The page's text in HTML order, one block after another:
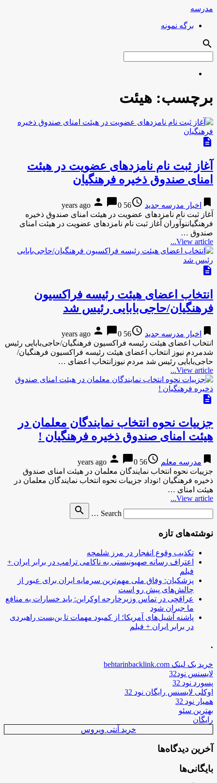
مدرسه
برگه نمونه
search
برچسب: هیئت
description
آغاز ثبت نام نامزدهای عضویت در هیئت
امنای صندوق ذخیره فرهنگیان
bookmark اخبار مدرسه جدید access_time
56 years ago
person chat_bubble0
آغاز ثبت نام نامزدهای عضویت در هیئت امنای صندوق ذخیره
فرهنگیاننوآوران آغاز ثبت نام نامزدهای عضویت در هیئت امنای
صندوق …
View article...
description
انتخاب اعضای هیئت رئیسه فراکسیون
فرهنگیان/حاجی‌بابایی رئیس شد
bookmark اخبار مدرسه جدید access_time
56 years ago
person chat_bubble0
انتخاب اعضای هیئت رئیسه فراکسیون فرهنگیان/حاجی‌بابایی رئیس
شدمردم نیوز انتخاب اعضای هیئت رئیسه فراکسیون فرهنگیان/
حاجی‌بابایی رئیس شد مردم نیوزانتخاب اعضای …
View article...
description
جزییات نحوه انتخاب نمایندگان معلمان در
هیئت امنای صندوق ذخیره فرهنگیان !
bookmark مدرسه معلم access_time
56 years ago
person chat_bubble0
جزییات نحوه انتخاب نمایندگان معلمان در هیئت امنای صندوق
ذخیره فرهنگیان !نوداد جزییات نحوه انتخاب نمایندگان معلمان در
هیئت امنای …
View article...
Search …
search
نوشته‌های تازه
تکذیب وقوع انفجار در مرز شلمچه
اعتراف رسانه صهیونیستی به ناکامی ترامپ در برابر ایران +
فیلم
پزشکیان: وفاق ملی مهم‌ترین سرمایه ایران برای عبور از
چالش‌های پیش رو است
عراقچی در تماس وزیرخارجه اوکراین: باید خسارات به منافع
ما جبران شود
پاشنه آشیل‌های آمریکا؛ از کمبود مهمات تا بن‌بست راهبردی
در برابر ایران + فیلم
.
خرید بک لینک behtarinbacklink.com
لایسنس نود32
پسورد نود 32
اوکلی لایسنس رایگان نود 32
همیار نود 32
بهترین سئو
رایگان
خرید آنتی ویروس
آخرین دیدگاه‌ها
بایگانی‌ها